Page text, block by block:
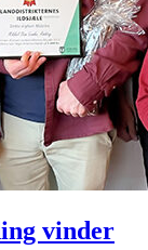
vinder